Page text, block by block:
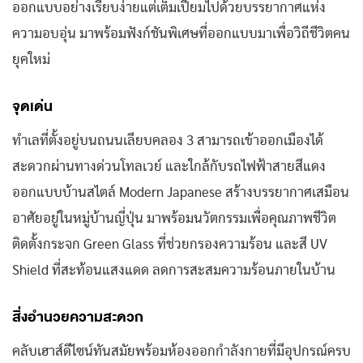
ออกแบบอย่างเรียบง่ายแต่เต็มเปี่ยมไปด้วยบรรยากาศแห่ง
ความอบอุ่น มาพร้อมฟังก์ชันพิเศษที่ออกแบบมาเพื่อวิถีชีวิตคน
ยุคใหม่
จุดเด่น
ทำเลที่ตั้งอยู่บนถนนเลียบคลอง 3 สามารถเข้าออกเมืองได้
สะดวกผ่านทางด่วนโทลเวย์ และใกล้กับรถไฟฟ้าสายสีแดง
ออกแบบบ้านสไตล์ Modern Japanese สร้างบรรยากาศเสมือน
อาศัยอยู่ในหมู่บ้านญี่ปุ่น มาพร้อมนวัตกรรมเพื่อคุณภาพชีวิต
ติดตั้งกระจก Green Glass ที่ช่วยกรองความร้อน และสี UV
Shield ที่สะท้อนแสงแดด ลดการสะสมความร้อนภายในบ้าน
สิ่งอำนวยความสะดวก
คลับเฮาส์ดีไซน์ทันสมัยพร้อมห้องออกกำลังกายที่มีอุปกรณ์ครบ